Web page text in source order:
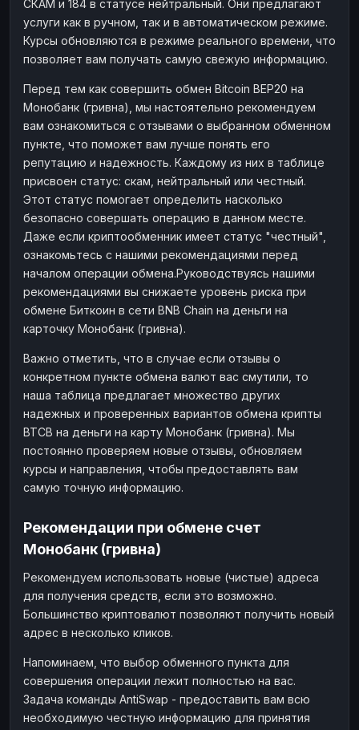
НАЛИЧНЫЕ ДЕНЬГИ
Наличные
Наличные USD
Наличные
Наличные USD
Наличные
СКАМ и 184 в статусе нейтральный. Они предлагают
услуги как в ручном, так и в автоматическом режиме.
Курсы обновляются в режиме реального времени, что
позволяет вам получать самую свежую информацию.
Перед тем как совершить обмен Bitcoin BEP20 на
Монобанк (гривна), мы настоятельно рекомендуем
вам ознакомиться с отзывами о выбранном обменном
пункте, что поможет вам лучше понять его
репутацию и надежность. Каждому из них в таблице
присвоен статус: скам, нейтральный или честный.
Этот статус помогает определить насколько
безопасно совершать операцию в данном месте.
Даже если криптообменник имеет статус "честный",
ознакомьтесь с нашими рекомендациями перед
началом операции обмена.Руководствуясь нашими
рекомендациями вы снижаете уровень риска при
обмене Биткоин в сети BNB Chain на деньги на
карточку Монобанк (гривна).
Важно отметить, что в случае если отзывы о
конкретном пункте обмена валют вас смутили, то
наша таблица предлагает множество других
надежных и проверенных вариантов обмена крипты
BTCB на деньги на карту Монобанк (гривна). Мы
постоянно проверяем новые отзывы, обновляем
курсы и направления, чтобы предоставлять вам
самую точную информацию.
Рекомендации при обмене счет
Монобанк (гривна)
Рекомендуем использовать новые (чистые) адреса
для получения средств, если это возможно.
Большинство криптовалют позволяют получить новый
адрес в несколько кликов.
Напоминаем, что выбор обменного пункта для
совершения операции лежит полностью на вас.
Задача команды AntiSwap - предоставить вам всю
необходимую честную информацию для принятия